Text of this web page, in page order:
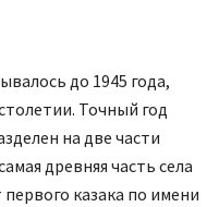
до 1945 года,
Точный год
на две части
древняя часть села
казака по имени